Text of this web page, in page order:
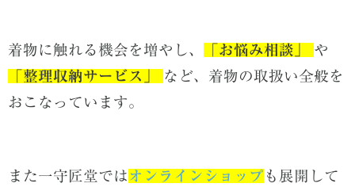
着物に触れる機会を増やし、 お悩み相談」
や
整理収納サービス」
など、着物の取扱い全般を
おこなっています。
また一守匠堂では オンラインショップ も展開 して